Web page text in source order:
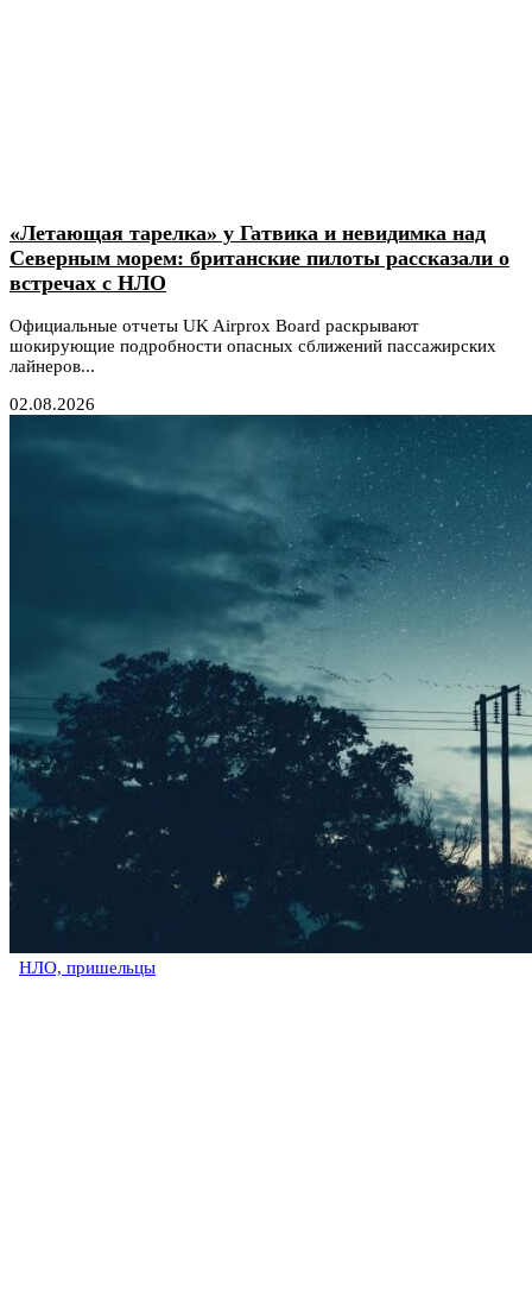
«Летающая тарелка» у Гатвика и невидимка над
Северным морем: британские пилоты рассказали о
встречах с НЛО
Официальные отчеты UK Airprox Board раскрывают
шокирующие подробности опасных сближений пассажирских
лайнеров...
02.08.2026
НЛО, пришельцы